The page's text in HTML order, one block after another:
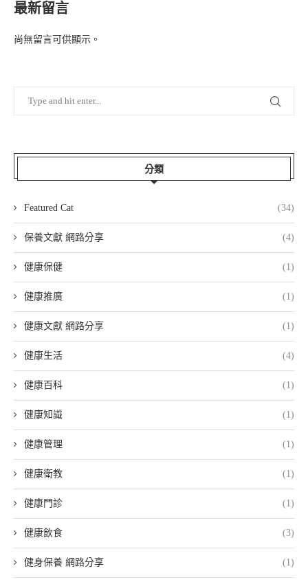
最新留言
尚無留言可供顯示。
分類
Featured Cat (34)
保養文獻 網路分享 (4)
健康保健 (1)
健康推廣 (1)
健康文獻 網路分享 (1)
健康生活 (4)
健康百科 (1)
健康知識 (1)
健康管理 (1)
健康衛教 (1)
健康門診 (1)
健康飲食 (3)
健身保養 網路分享 (1)